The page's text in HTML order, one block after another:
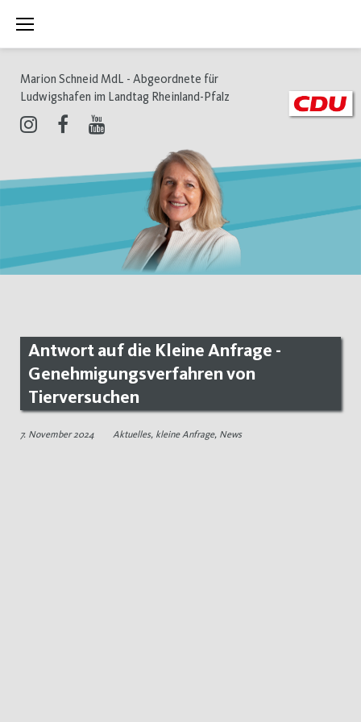
Inhalt
Marion Schneid MdL - Abgeordnete für
Ludwigshafen im Landtag Rheinland-Pfalz
Antwort auf die Kleine Anfrage -
Genehmigungsverfahren von
Tierversuchen
7. November 2024 Aktuelles, kleine Anfrage, News